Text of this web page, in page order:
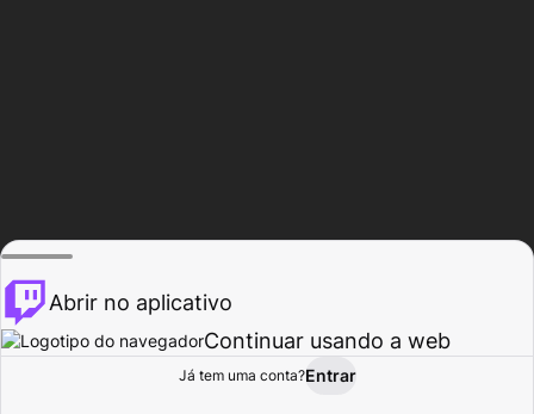
Procurar Atividade
Abrir no aplicativo
Continuar usando a web
Já tem uma conta?Entrar